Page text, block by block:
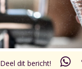
Deel dit bericht!